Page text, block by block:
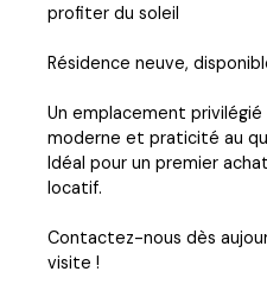
profiter du soleil
Résidence neuve,
Un emplacement
moderne et praticité au
Idéal pour un premier
locatif.
Contactez-nous dès
visite !